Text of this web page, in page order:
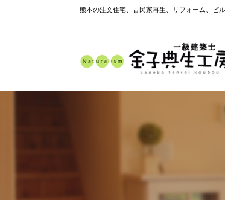
熊本の注文住宅、古民家再生、リフォーム、ビ